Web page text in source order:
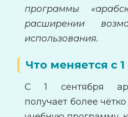
программы
расширении
использования.
Что меняется с
С 1 сентября
получает более